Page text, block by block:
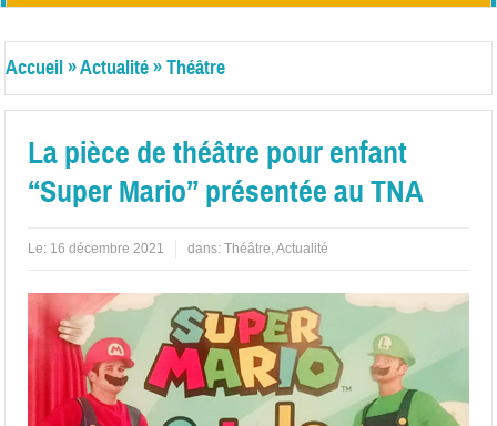
Accueil»Actualité»Théâtre
La pièce de théâtre pour enfant
“Super Mario” présentée au TNA
Le: 16 décembre 2021 dans:Théâtre,Actualité